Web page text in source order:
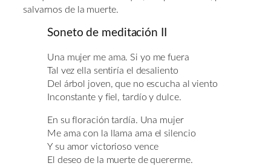
salvarnos de la muerte.
Soneto de meditación II
Una mujer me ama. Si yo me fuera
Tal vez ella sentiría el desaliento
Del árbol joven, que no escucha al viento
Inconstante y fiel, tardío y dulce.
En su floración tardía. Una mujer
Me ama con la llama ama el silencio
Y su amor victorioso vence
El deseo de la muerte de quererme.